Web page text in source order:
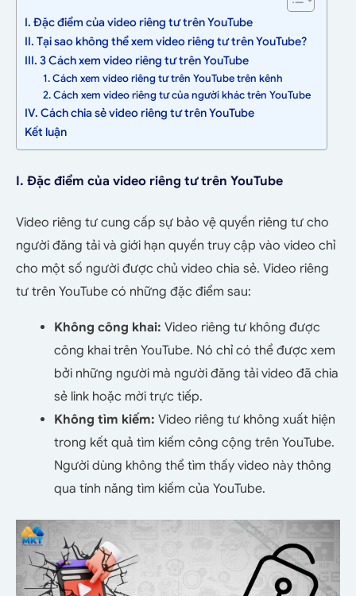
I. Đặc điểm của video riêng tư trên YouTube
II. Tại sao không thể xem video riêng tư trên YouTube?
III. 3 Cách xem video riêng tư trên YouTube
1. Cách xem video riêng tư trên YouTube trên kênh
2. Cách xem video riêng tư của người khác trên YouTube
IV. Cách chia sẻ video riêng tư trên YouTube
Kết luận
I. Đặc điểm của video riêng tư trên YouTube
Video riêng tư cung cấp sự bảo vệ quyền riêng tư cho
người đăng tải và giới hạn quyền truy cập vào video chỉ
cho một số người được chủ video chia sẻ. Video riêng
tư trên YouTube có những đặc điểm sau:
Không công khai: Video riêng tư không được
công khai trên YouTube. Nó chỉ có thể được xem
bởi những người mà người đăng tải video đã chia
sẻ link hoặc mời trực tiếp.
Không tìm kiếm: Video riêng tư không xuất hiện
trong kết quả tìm kiếm công cộng trên YouTube.
Người dùng không thể tìm thấy video này thông
qua tính năng tìm kiếm của YouTube.